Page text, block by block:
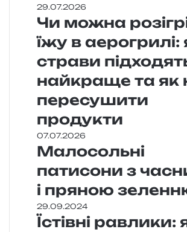
29.07.2026
Чи можна
їжу в аерогрилі:
страви
найкраще та як
пересушити
продукти
07.07.2026
Малосольні
патисони з
і пряною
29.09.2024
Їстівні равлики: